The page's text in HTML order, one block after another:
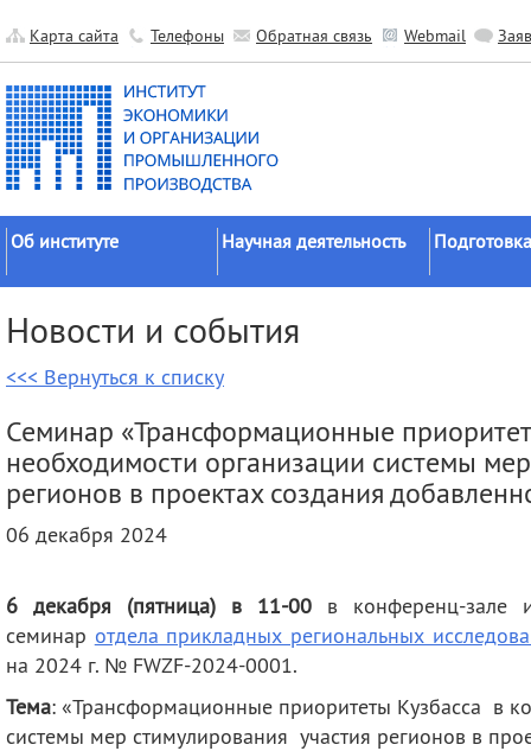
Карта сайта Телефоны Обратная связь Webmail
Об институте
Официальные документы
История
Научные подразделения
Прочие подразделения
деятельность
Научная деятельность
исследований
Гранты
Научные школы
Экспедиции
советы
Целевое
Новости и события
<<< Вернуться к списку
Семинар «Трансформационные
необходимости организации системы
регионов в проектах создания
06 декабря 2024
6 декабря (пятница) в 11-00в конференц-зале
семинар отдела прикладных региональных
на 2024 г. № FWZF-2024-0001.
Тема: «Трансформационные приоритеты Кузбасса в
системы мер стимулирования участия регионов в